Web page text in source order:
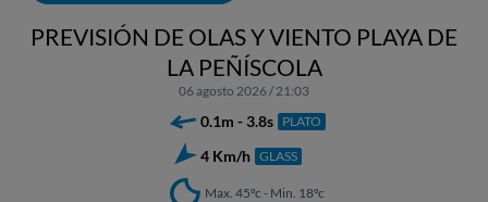
PREVISIÓN DE OLAS Y VIENTO PLAYA DE
LA PEÑÍSCOLA
06 agosto 2026 / 21:03
0.1m - 3.8s PLATO
4 Km/h GLASS
Max. 45ºc - Min. 18ºc